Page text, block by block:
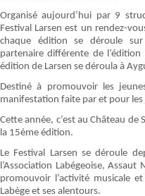
Organisé aujourd’hui par 9
Festival Larsen est un rendez-
chaque édition se déroule
partenaire différente de
édition de Larsen se déroula à
Destiné à promouvoir les
manifestation faite par et pour
Cette année, c’est au Château de
la 15ème édition.
Le Festival Larsen se déroule
l’Association Labégeoise,
promouvoir l’activité musicale
Labège et ses alentours.